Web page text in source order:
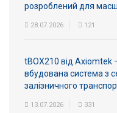
розроблений для
28.07.2026 121
tBOX210 від Axiomtek
вбудована система з
залізничного
13.07.2026 331